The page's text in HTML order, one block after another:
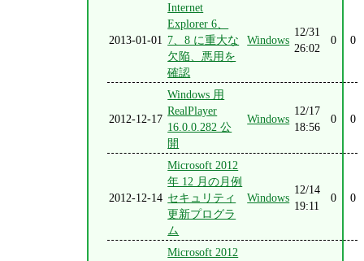
2013-01-01
Internet
Explorer 6、
7、8 に重大な
欠陥、悪用を
確認
Windows
12/31
26:02
0 0
2012-12-17
Windows 用
RealPlayer
16.0.0.282 公
開
Windows
12/17
18:56
0 0
2012-12-14
Microsoft 2012
年 12 月の月例
セキュリティ
更新プログラ
ム
Windows
12/14
19:11
0 0
Microsoft 2012